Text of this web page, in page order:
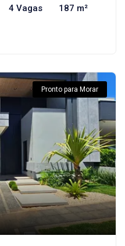
4 Vagas 187 m²
Pronto para Morar